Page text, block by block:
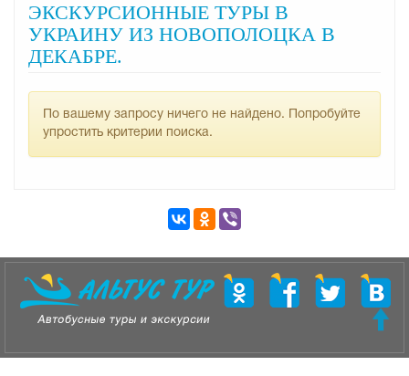
ЭКСКУРСИОННЫЕ ТУРЫ В
УКРАИНУ ИЗ НОВОПОЛОЦКА В
ДЕКАБРЕ.
По вашему запросу ничего не найдено. Попробуйте
упростить критерии поиска.